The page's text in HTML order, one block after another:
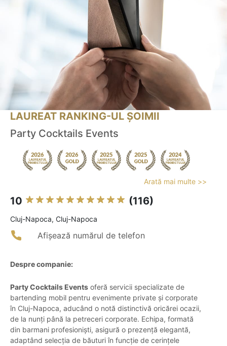
LAUREAT RANKING-UL ȘOIMII
Party Cocktails Events
Arată mai multe >>
10 (116)
Cluj-Napoca, Cluj-Napoca
Afișează numărul de telefon
Despre companie:
Party Cocktails Events oferă servicii specializate de
bartending mobil pentru evenimente private și corporate
în Cluj-Napoca, aducând o notă distinctivă oricărei ocazii,
de la nunți până la petreceri corporate. Echipa, formată
din barmani profesioniști, asigură o prezență elegantă,
adaptând selecția de băuturi în funcție de cerințele